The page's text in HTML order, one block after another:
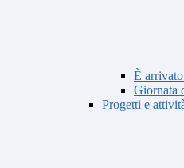
È
Giornata
Progetti e